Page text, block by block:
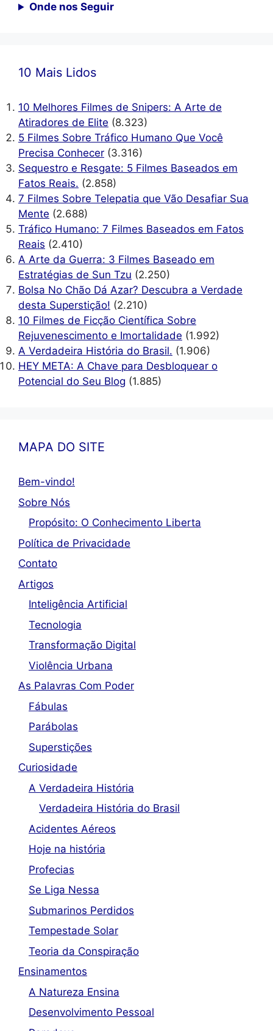
Onde nos Seguir
10 Mais Lidos
10 Melhores Filmes de Snipers: A Arte de
Atiradores de Elite (8.323)
5 Filmes Sobre Tráfico Humano Que Você
Precisa Conhecer (3.316)
Sequestro e Resgate: 5 Filmes Baseados em
Fatos Reais. (2.858)
7 Filmes Sobre Telepatia que Vão Desafiar Sua
Mente (2.688)
Tráfico Humano: 7 Filmes Baseados em Fatos
Reais (2.410)
A Arte da Guerra: 3 Filmes Baseado em
Estratégias de Sun Tzu (2.250)
Bolsa No Chão Dá Azar? Descubra a Verdade
desta Superstição! (2.210)
10 Filmes de Ficção Científica Sobre
Rejuvenescimento e Imortalidade (1.992)
A Verdadeira História do Brasil. (1.906)
HEY META: A Chave para Desbloquear o
Potencial do Seu Blog (1.885)
MAPA DO SITE
Bem-vindo!
Sobre Nós
Propósito: O Conhecimento Liberta
Política de Privacidade
Contato
Artigos
Inteligência Artificial
Tecnologia
Transformação Digital
Violência Urbana
As Palavras Com Poder
Fábulas
Parábolas
Superstições
Curiosidade
A Verdadeira História
Verdadeira História do Brasil
Acidentes Aéreos
Hoje na história
Profecias
Se Liga Nessa
Submarinos Perdidos
Tempestade Solar
Teoria da Conspiração
Ensinamentos
A Natureza Ensina
Desenvolvimento Pessoal